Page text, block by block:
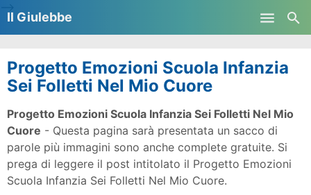
Il Giulebbe
Progetto Emozioni Scuola Infanzia
Sei Folletti Nel Mio Cuore
Progetto Emozioni Scuola Infanzia Sei Folletti Nel Mio
Cuore - Questa pagina sarà presentata un sacco di
parole più immagini sono anche complete gratuite. Si
prega di leggere il post intitolato il Progetto Emozioni
Scuola Infanzia Sei Folletti Nel Mio Cuore.